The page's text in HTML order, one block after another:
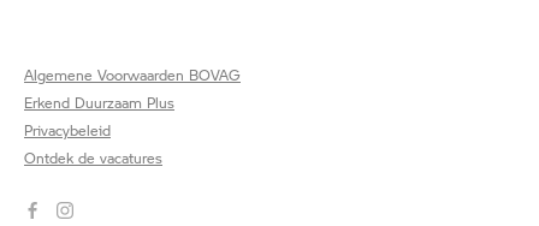
Algemene Voorwaarden BOVAG
Erkend Duurzaam Plus
Privacybeleid
Ontdek de vacatures